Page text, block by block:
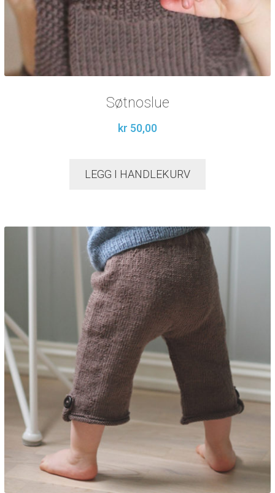
Søtnoslue
kr 50,00
LEGG I HANDLEKURV